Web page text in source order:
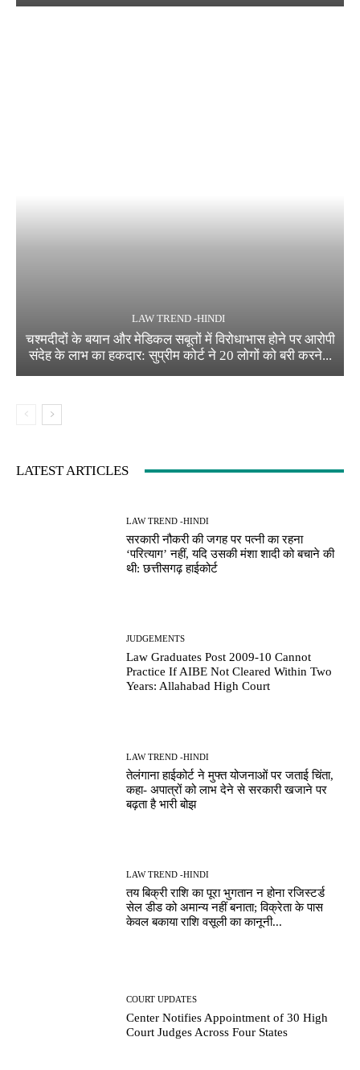
LAW TREND -HINDI
चश्मदीदों के बयान और मेडिकल सबूतों में विरोधाभास होने पर आरोपी
संदेह के लाभ का हकदार: सुप्रीम कोर्ट ने 20 लोगों को बरी करने...
LATEST ARTICLES
LAW TREND -HINDI
सरकारी नौकरी की जगह पर पत्नी का रहना
‘परित्याग’ नहीं, यदि उसकी मंशा शादी को बचाने की
थी: छत्तीसगढ़ हाईकोर्ट
JUDGEMENTS
Law Graduates Post 2009-10 Cannot
Practice If AIBE Not Cleared Within Two
Years: Allahabad High Court
LAW TREND -HINDI
तेलंगाना हाईकोर्ट ने मुफ्त योजनाओं पर जताई चिंता,
कहा- अपात्रों को लाभ देने से सरकारी खजाने पर
बढ़ता है भारी बोझ
LAW TREND -HINDI
तय बिक्री राशि का पूरा भुगतान न होना रजिस्टर्ड
सेल डीड को अमान्य नहीं बनाता; विक्रेता के पास
केवल बकाया राशि वसूली का कानूनी...
COURT UPDATES
Center Notifies Appointment of 30 High
Court Judges Across Four States